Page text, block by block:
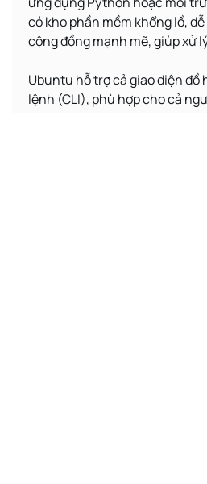
có kho phần mềm khổng lồ,
cộng đồng mạnh mẽ, giúp xử
Ubuntu hỗ trợ cả giao diện đồ
lệnh (CLI), phù hợp cho cả
viên chuyên sâu. VPS chạy